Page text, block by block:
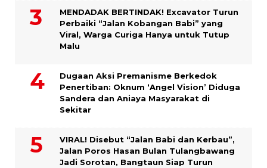
MENDADAK BERTINDAK! Excavator Turun
Perbaiki “Jalan Kobangan Babi” yang
Viral, Warga Curiga Hanya untuk Tutup
Malu
Dugaan Aksi Premanisme Berkedok
Penertiban: Oknum ‘Angel Vision’ Diduga
Sandera dan Aniaya Masyarakat di
Sekitar
VIRAL! Disebut “Jalan Babi dan Kerbau”,
Jalan Poros Hasan Bulan Tulangbawang
Jadi Sorotan, Bangtaun Siap Turun